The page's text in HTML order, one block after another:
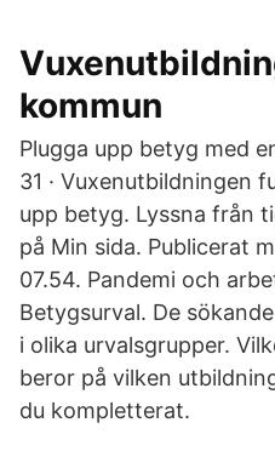
kommun
Plugga upp betyg med
31 · Vuxenutbildningen
upp betyg. Lyssna från
på Min sida. Publicerat
07.54. Pandemi och
Betygsurval. De
i olika urvalsgrupper.
beror på vilken
du kompletterat.